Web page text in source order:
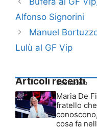
Alfonso Signorini
Manuel
Lulù al GF Vip
Articoli recenti
Spettacolo
Maria De
fratello
cosa fa